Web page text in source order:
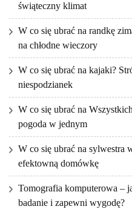
świąteczny klimat
W co się ubrać na randkę
na chłodne wieczory
W co się ubrać na kajaki?
niespodzianek
W co się ubrać na
pogoda w jednym
W co się ubrać na sylwestra
efektowną domówkę
Tomografia komputerowa –
badanie i zapewni wygodę?